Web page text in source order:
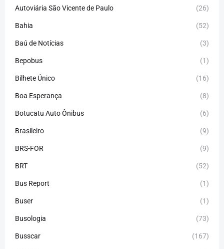
Autoviária São Vicente de Paulo (26)
Bahia (52)
Baú de Notícias (3)
Bepobus (1)
Bilhete Único (16)
Boa Esperança (8)
Botucatu Auto Ônibus (6)
Brasileiro (9)
BRS-FOR (9)
BRT (52)
Bus Report (1)
Buser (1)
Busologia (73)
Busscar (167)